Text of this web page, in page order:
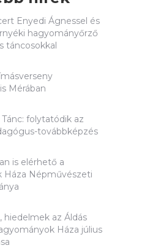
Enyedi Ágnessel és
hagyományőrző
táncosokkal
Mérában
Tánc: folytatódik az
továbbképzés
is elérhető a
Háza Népművészeti
hiedelmek az Áldás
Háza július